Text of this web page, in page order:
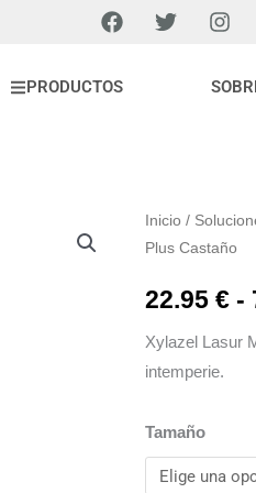
F
a
e
b
T
w
I
n
t
a
PRODUCTOS
Inicio /
Plus Castaño
22.95 € -
Xylazel Lasur
intemperie.
Tamaño
Xylazel
Lasur
Mate